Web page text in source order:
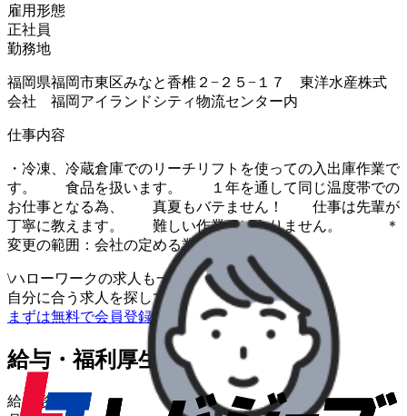
雇用形態
正社員
勤務地
福岡県福岡市東区みなと香椎２−２５−１７ 東洋水産株式
会社 福岡アイランドシティ物流センター内
仕事内容
・冷凍、冷蔵倉庫でのリーチリフトを使っての入出庫作業で
す。 食品を扱います。 １年を通して同じ温度帯での
お仕事となる為、 真夏もバテません！ 仕事は先輩が
丁寧に教えます。 難しい作業ではありません。 ＊
変更の範囲：会社の定める業務
\ハローワークの求人も一括管理
自分に合う求人を探してもらう
/
まずは無料で会員登録
給与・福利厚生
給与形態